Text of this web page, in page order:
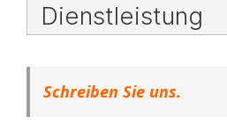
Dienstleistung
Schreiben Sie uns.